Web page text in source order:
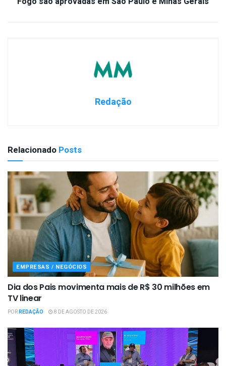
Redação
Relacionado Posts
EMPRESAS / NEGÓCIOS
Dia dos Pais movimenta mais de R$ 30 milhões em
TV linear
PORREDAÇÃO 8 DE AGOSTO DE 2026